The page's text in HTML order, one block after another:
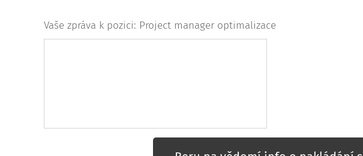
Vaše zpráva k pozici: Project manager optimalizace